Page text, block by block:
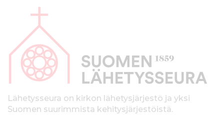
p
kLähetysseura on kirkon lähetysjärjestö ja yksi
Suomen suurimmista kehitysjärjestöistä.